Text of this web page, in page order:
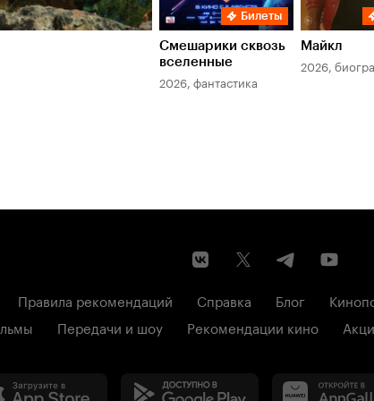
Билеты
Смешарики сквозь
вселенные
2026, фантастика
Майкл
2026,
Правила рекомендаций Справка Блог
Передачи и шоу Рекомендации кино